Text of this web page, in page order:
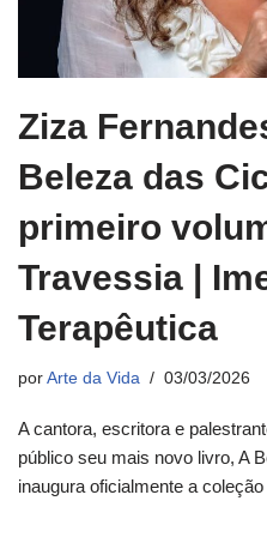
Ziza
Beleza das
primeiro
Travessia |
Terapêutica
por Arte da Vida 03/03/2026
A cantora, escritora e
público seu mais novo livro, A
inaugura oficialmente a